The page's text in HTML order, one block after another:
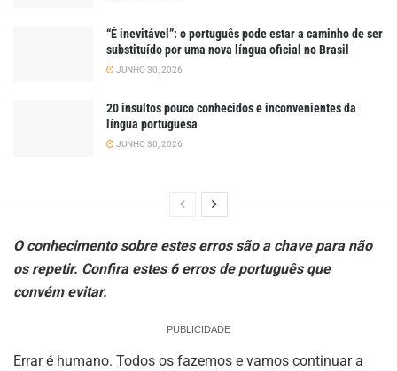
“É inevitável”: o português pode estar a caminho de ser
substituído por uma nova língua oficial no Brasil
JUNHO 30, 2026
20 insultos pouco conhecidos e inconvenientes da
língua portuguesa
JUNHO 30, 2026
O conhecimento sobre estes erros são a chave para não
os repetir. Confira estes 6 erros de português que
convém evitar.
PUBLICIDADE
Errar é humano. Todos os fazemos e vamos continuar a